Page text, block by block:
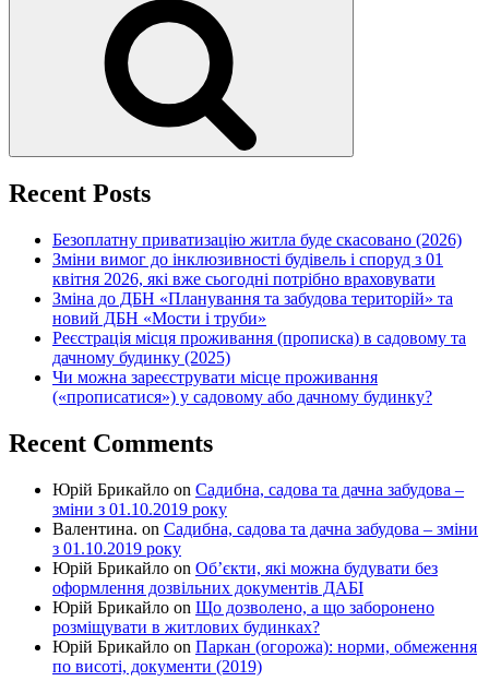
Recent Posts
Безоплатну приватизацію житла буде скасовано (2026)
Зміни вимог до інклюзивності будівель і споруд з 01
квітня 2026, які вже сьогодні потрібно враховувати
Зміна до ДБН «Планування та забудова територій» та
новий ДБН «Мости і труби»
Реєстрація місця проживання (прописка) в садовому та
дачному будинку (2025)
Чи можна зареєструвати місце проживання
(«прописатися») у садовому або дачному будинку?
Recent Comments
Юрій Брикайло on Садибна, садова та дачна забудова –
зміни з 01.10.2019 року
Валентина. on Садибна, садова та дачна забудова – зміни
з 01.10.2019 року
Юрій Брикайло on Об’єкти, які можна будувати без
оформлення дозвільних документів ДАБІ
Юрій Брикайло on Що дозволено, а що заборонено
розміщувати в житлових будинках?
Юрій Брикайло on Паркан (огорожа): норми, обмеження
по висоті, документи (2019)